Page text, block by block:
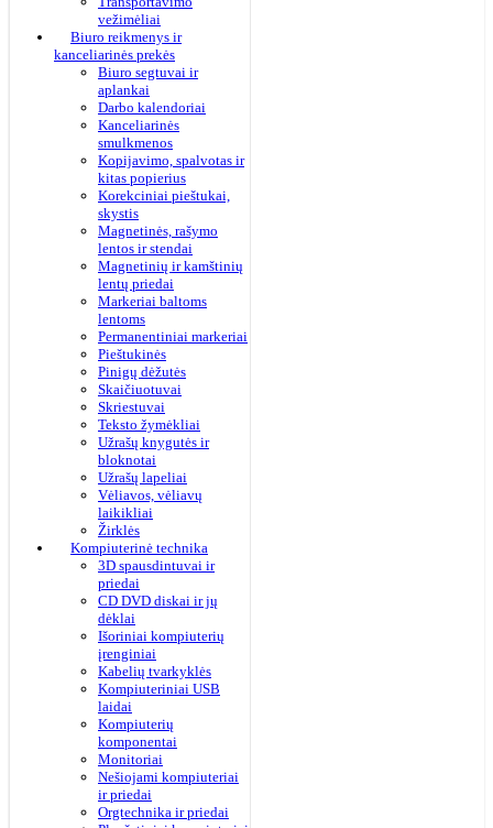
vežimėliai
Biuro reikmenys ir
kanceliarinės prekės
Biuro segtuvai ir
aplankai
Darbo kalendoriai
Kanceliarinės
smulkmenos
Kopijavimo, spalvotas ir
kitas popierius
Korekciniai pieštukai,
skystis
Magnetinės, rašymo
lentos ir stendai
Magnetinių ir kamštinių
lentų priedai
Markeriai baltoms
lentoms
Permanentiniai markeriai
Pieštukinės
Pinigų dėžutės
Skaičiuotuvai
Skriestuvai
Teksto žymėkliai
Užrašų knygutės ir
bloknotai
Užrašų lapeliai
Vėliavos, vėliavų
laikikliai
Žirklės
Kompiuterinė technika
3D spausdintuvai ir
priedai
CD DVD diskai ir jų
dėklai
Išoriniai kompiuterių
įrenginiai
Kabelių tvarkyklės
Kompiuteriniai USB
laidai
Kompiuterių
komponentai
Monitoriai
Nešiojami kompiuteriai
ir priedai
Orgtechnika ir priedai